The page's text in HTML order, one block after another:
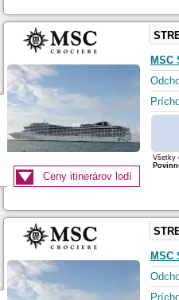
MSC
Ceny itinerárov lodí
Všetky
MSC